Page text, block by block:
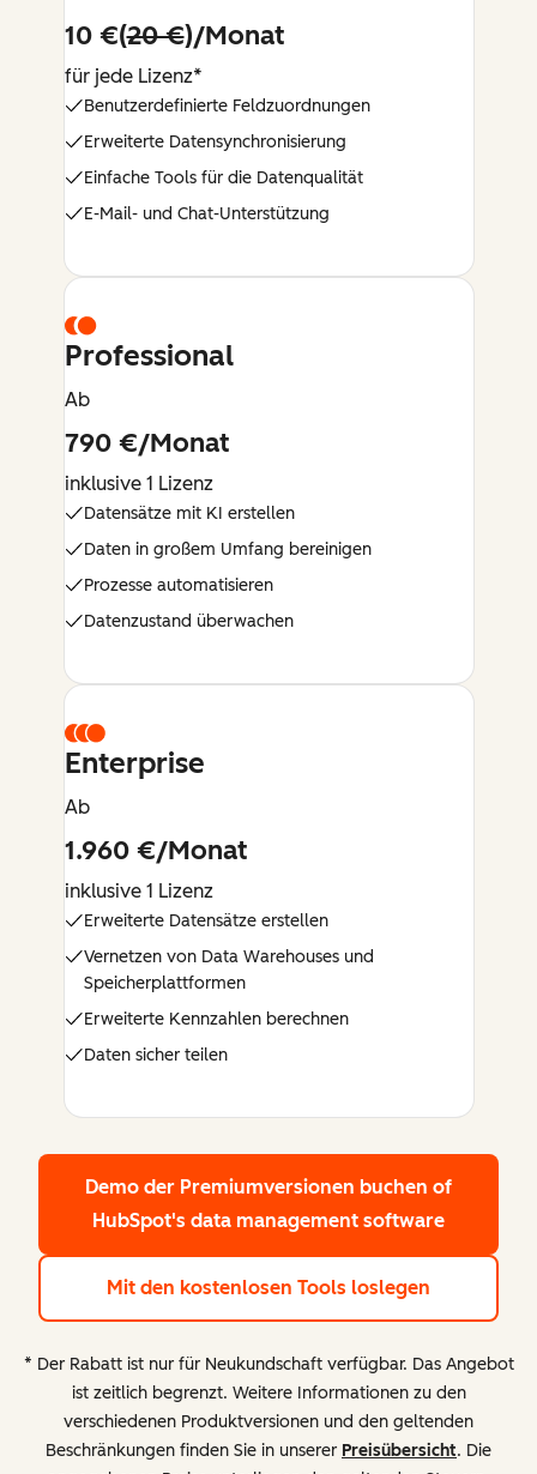
10 €(20 €)/Monat
für jede Lizenz*
Benutzerdefinierte Feldzuordnungen
Erweiterte Datensynchronisierung
Einfache Tools für die Datenqualität
E-Mail- und Chat-Unterstützung
Professional
Ab
790 €/Monat
inklusive 1 Lizenz
Datensätze mit KI erstellen
Daten in großem Umfang bereinigen
Prozesse automatisieren
Datenzustand überwachen
Enterprise
Ab
1.960 €/Monat
inklusive 1 Lizenz
Erweiterte Datensätze erstellen
Vernetzen von Data Warehouses und
Speicherplattformen
Erweiterte Kennzahlen berechnen
Daten sicher teilen
Demo der Premiumversionen buchen of
HubSpot's data management software
Mit den kostenlosen Tools loslegen
* Der Rabatt ist nur für Neukundschaft verfügbar. Das Angebot
ist zeitlich begrenzt. Weitere Informationen zu den
verschiedenen Produktversionen und den geltenden
Beschränkungen finden Sie in unserer Preisübersicht. Die